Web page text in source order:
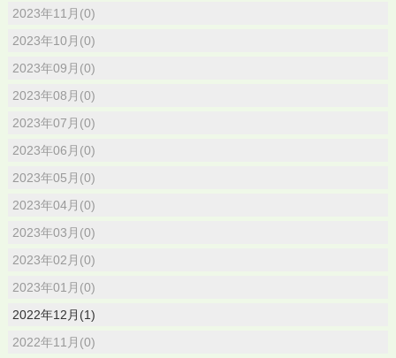
2023年11月(0)
2023年10月(0)
2023年09月(0)
2023年08月(0)
2023年07月(0)
2023年06月(0)
2023年05月(0)
2023年04月(0)
2023年03月(0)
2023年02月(0)
2023年01月(0)
2022年12月(1)
2022年11月(0)